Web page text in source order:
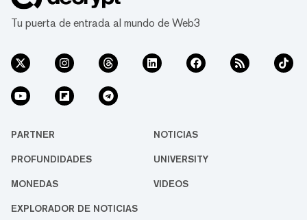
Tu puerta de entrada al mundo de Web3
PARTNER NOTICIAS
PROFUNDIDADES UNIVERSITY
MONEDAS VIDEOS
EXPLORADOR DE NOTICIAS